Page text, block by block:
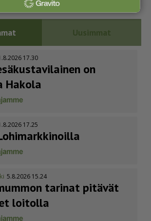
Uusimmat
17.30
on
Hakola
17.25
5.8.2026 15.24
tarinat pitävät
loitolla